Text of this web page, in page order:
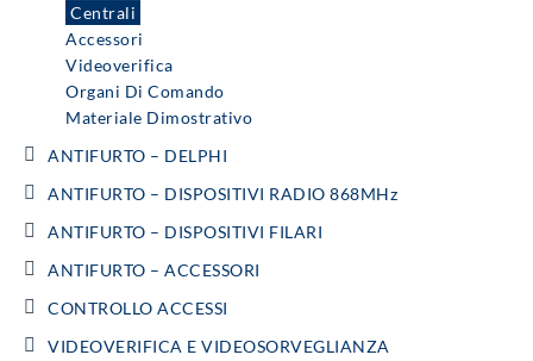
Centrali
Accessori
Videoverifica
Organi Di Comando
Materiale Dimostrativo
ANTIFURTO – DELPHI
ANTIFURTO – DISPOSITIVI RADIO 868MHz
ANTIFURTO – DISPOSITIVI FILARI
ANTIFURTO – ACCESSORI
CONTROLLO ACCESSI
VIDEOVERIFICA E VIDEOSORVEGLIANZA